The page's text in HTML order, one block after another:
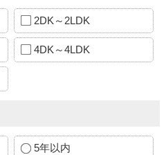
2DK～2LDK
4DK～4LDK
5年以内